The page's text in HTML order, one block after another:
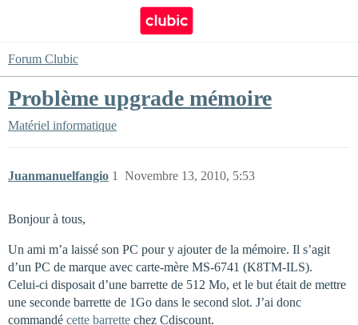
Forum Clubic
Problème upgrade mémoire
Matériel informatique
Juanmanuelfangio Novembre 13, 2010, 5:53
1
Bonjour à tous,
Un ami m’a laissé son PC pour y ajouter de la mémoire. Il s’agit
d’un PC de marque avec carte-mère MS-6741 (K8TM-ILS).
Celui-ci disposait d’une barrette de 512 Mo, et le but était de mettre
une seconde barrette de 1Go dans le second slot. J’ai donc
commandé cette barrette chez Cdiscount.